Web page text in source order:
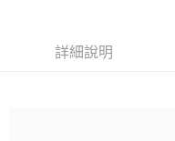
詳細說明